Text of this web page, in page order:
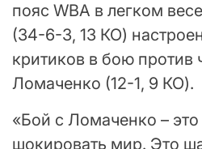
пояс WBA в легком
(34-6-3, 13 КО)
критиков в бою против
Ломаченко (12-1, 9 КО).
«Бой с Ломаченко –
шокировать мир. Это